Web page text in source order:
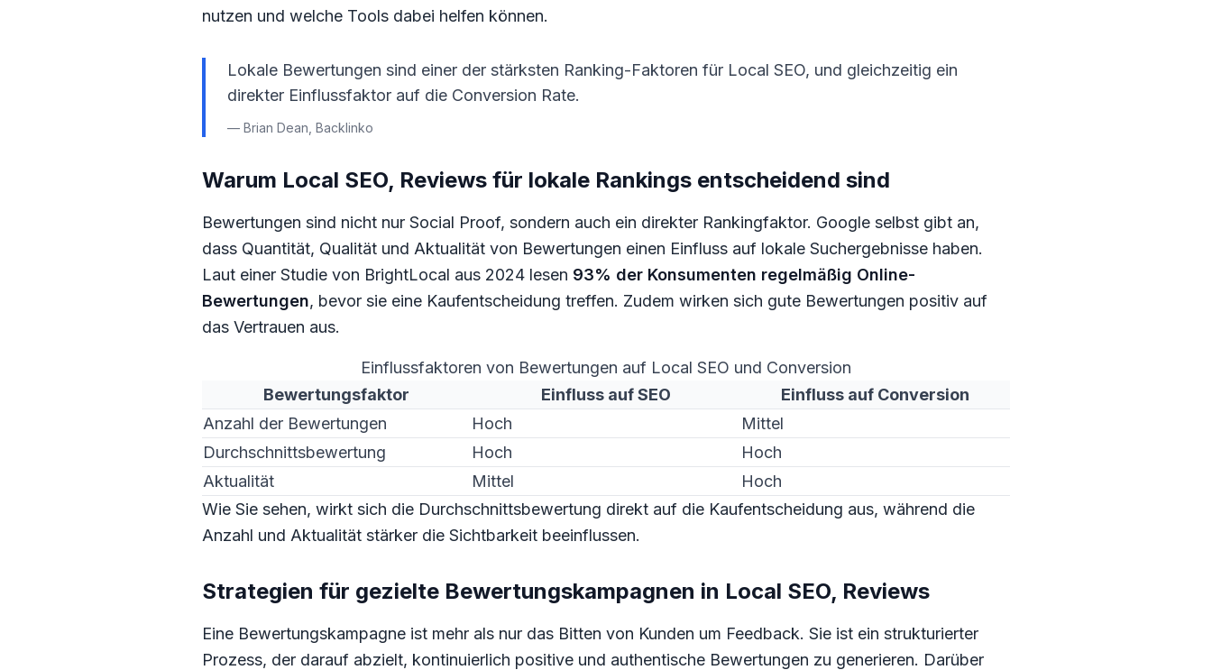
nutzen und welche Tools dabei helfen können.
Lokale Bewertungen sind einer der stärksten Ranking-Faktoren für Local SEO, und gleichzeitig ein
direkter Einflussfaktor auf die Conversion Rate.
— Brian Dean, Backlinko
Warum Local SEO, Reviews für lokale Rankings entscheidend sind
Bewertungen sind nicht nur Social Proof, sondern auch ein direkter Rankingfaktor. Google selbst gibt an,
dass Quantität, Qualität und Aktualität von Bewertungen einen Einfluss auf lokale Suchergebnisse haben.
Laut einer Studie von BrightLocal aus 2024 lesen 93% der Konsumenten regelmäßig Online-
Bewertungen, bevor sie eine Kaufentscheidung treffen. Zudem wirken sich gute Bewertungen positiv auf
das Vertrauen aus.
Einflussfaktoren von Bewertungen auf Local SEO und Conversion
Bewertungsfaktor
Einfluss auf SEO
Einfluss auf Conversion
Anzahl der Bewertungen
Hoch
Mittel
Durchschnittsbewertung
Hoch
Hoch
Aktualität
Mittel
Hoch
Wie Sie sehen, wirkt sich die Durchschnittsbewertung direkt auf die Kaufentscheidung aus, während die
Anzahl und Aktualität stärker die Sichtbarkeit beeinflussen.
Strategien für gezielte Bewertungskampagnen in Local SEO, Reviews
Eine Bewertungskampagne ist mehr als nur das Bitten von Kunden um Feedback. Sie ist ein strukturierter
Prozess, der darauf abzielt, kontinuierlich positive und authentische Bewertungen zu generieren. Darüber